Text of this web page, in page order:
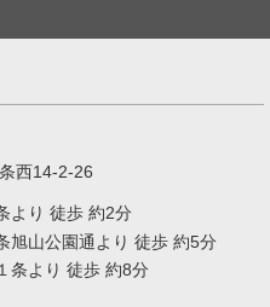
西14-2-26
より 徒歩 約2分
旭山公園通より 徒歩 約5分
条より 徒歩 約8分